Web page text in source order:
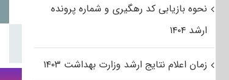
نحوه بازیابی کد رهگیری و شماره پرونده
ارشد ۱۴۰۴
زمان اعلام نتایج ارشد وزارت بهداشت ۱۴۰۳